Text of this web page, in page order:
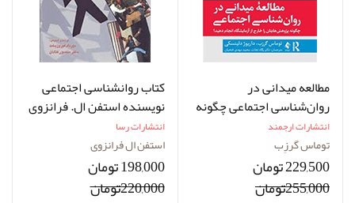
مطالعه میدانی در
روان‌شناسی اجتماعی چگونه
پژوهش‌هایتان را خارج از
آزمایشگاه انجام دهید؟
انتشارات ارجمند
توماس گرزِب
229,500 تومان
255,000تومان
کتاب روانشناسی اجتماعی
نویسنده استفن ال. فرانزوی
مترجم مهرداد فیروزبخت
انتشارات رسا
استفن ال فرانزوی
198,000 تومان
220,000تومان